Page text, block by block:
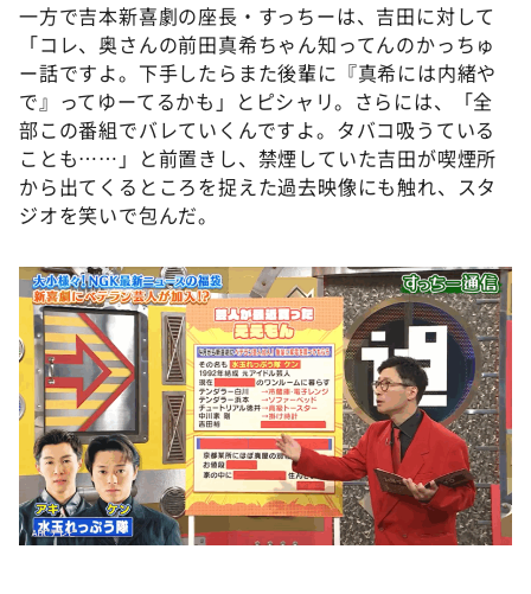
一方で吉本新喜劇の座長・すっちーは、吉田に対して
「コレ、奥さんの前田真希ちゃん知ってんのかっちゅ
ー話ですよ。下手したらまた後輩に『真希には内緒や
で』ってゆーてるかも」とピシャリ。さらには、「全
部この番組でバレていくんですよ。タバコ吸うている
ことも……」と前置きし、禁煙していた吉田が喫煙所
から出てくるところを捉えた過去映像にも触れ、スタ
ジオを笑いで包んだ。